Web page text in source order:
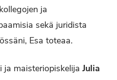
ja
sekä juridista
Esa toteaa.
maisteriopiskelija Julia